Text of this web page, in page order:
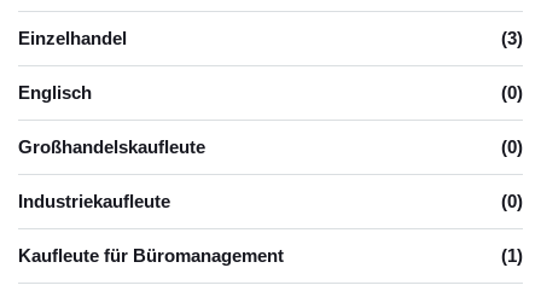
Einzelhandel (3)
Englisch (0)
Großhandelskaufleute (0)
Industriekaufleute (0)
Kaufleute für Büromanagement (1)